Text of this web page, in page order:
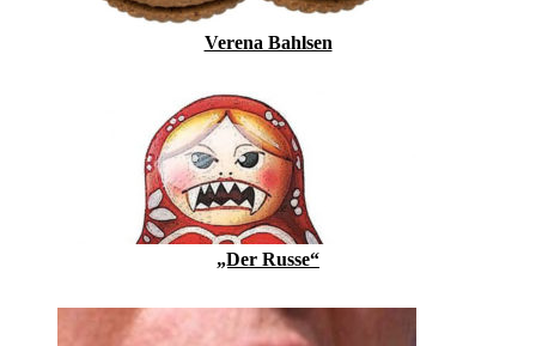
Verena Bahlsen
„Der Russe“